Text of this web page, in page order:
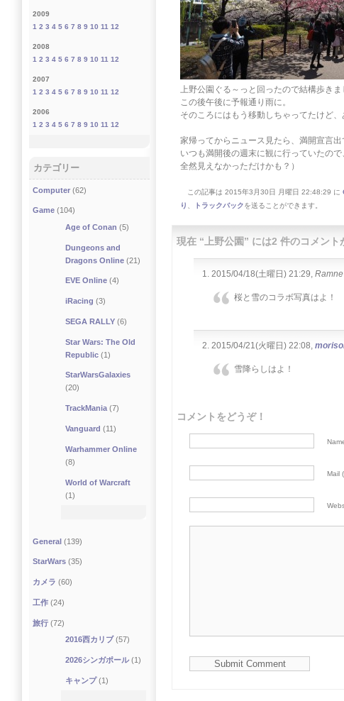
上野公園ぐる～っと回ったので結構歩きま
この後午後に予報通り雨に。
そのころにはもう移動しちゃってたけど
家帰ってからニュース見たら、満開宣言出
いつも満開後の週末に観に行っていたの
全然見えなかっただけかも？）
この記事は 2015年3月30日 月曜日 22:48:29 に
り
トラックバックを送ることができます。
現在 “上野公園” には2 件のコメント
2015/04/18(土曜日) 21:29, Ramne
桜と雪のコラボ写真はよ！
2015/04/21(火曜日) 22:08,
雪降らしはよ！
コメントをどうぞ！
Mail
2009
1 2 3 4 5 6 7 8 9 10 11 12
2008
1 2 3 4 5 6 7 8 9 10 11 12
2007
1 2 3 4 5 6 7 8 9 10 11 12
2006
1 2 3 4 5 6 7 8 9 10 11 12
カテゴリー
Computer (62)
Game (104)
Age of Conan (5)
Dungeons and
Dragons Online(21)
EVE Online(4)
iRacing (3)
SEGA RALLY(6)
Star Wars: The Old
Republic(1)
StarWarsGalaxies
(20)
TrackMania(7)
Vanguard (11)
Warhammer Online
(8)
World of Warcraft
(1)
General (139)
StarWars (35)
カメラ (60)
工作 (24)
旅行 (72)
2016西カリブ(57)
2026シンガポール(1)
キャンプ(1)